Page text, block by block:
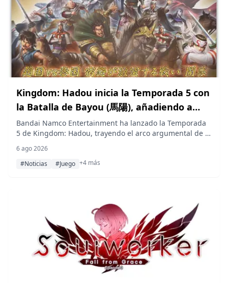
Kingdom: Hadou inicia la Temporada 5 con
la Batalla de Bayou (馬陽), añadiendo a
Moubu y nuevos generales de Zhao
Bandai Namco Entertainment ha lanzado la Temporada
5 de Kingdom: Hadou, trayendo el arco argumental de la
reclutables liderados por Moubu y un evento de tiempo
limitado: el Festival de los Siete Días.
6 ago 2026
#Noticias
#Juego +4 más